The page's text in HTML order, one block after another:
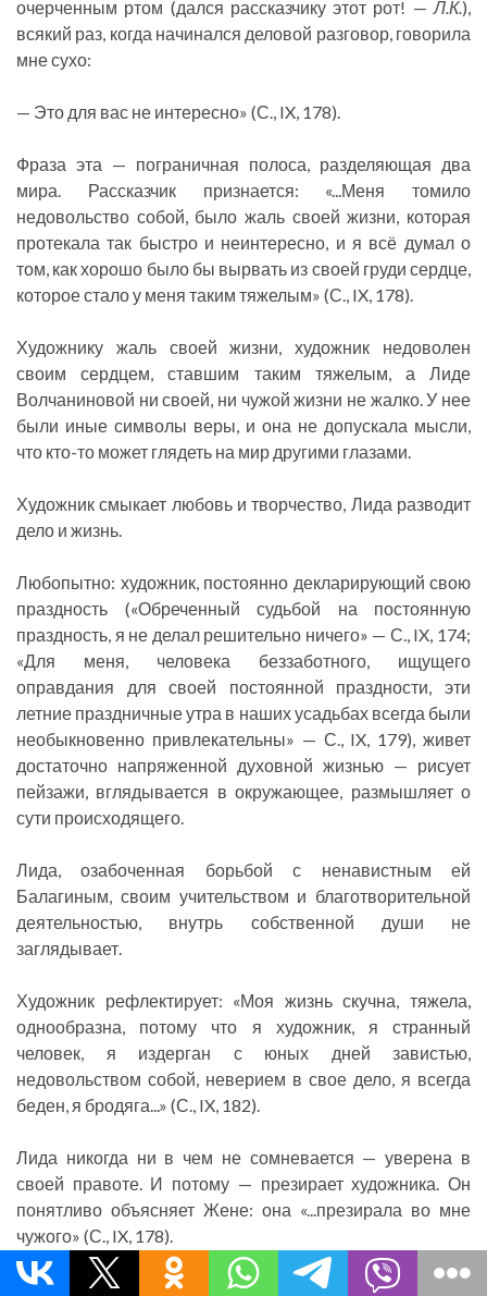
очерченным ртом (дался рассказчику этот рот! —Л.К.),
всякий раз, когда начинался деловой разговор, говорила
мне сухо:
— Это для вас не интересно» (С., IX, 178).
Фраза эта — пограничная полоса, разделяющая два
мира. Рассказчик признается: «...Меня томило
недовольство собой, было жаль своей жизни, которая
протекала так быстро и неинтересно, и я всё думал о
том, как хорошо было бы вырвать из своей груди сердце,
которое стало у меня таким тяжелым» (С., IX, 178).
Художнику жаль своей жизни, художник недоволен
своим сердцем, ставшим таким тяжелым, а Лиде
Волчаниновой ни своей, ни чужой жизни не жалко. У нее
были иные символы веры, и она не допускала мысли,
что кто-то может глядеть на мир другими глазами.
Художник смыкает любовь и творчество, Лида разводит
дело и жизнь.
Любопытно: художник, постоянно декларирующий свою
праздность («Обреченный судьбой на постоянную
праздность, я не делал решительно ничего» — С., IX, 174;
«Для меня, человека беззаботного, ищущего
оправдания для своей постоянной праздности, эти
летние праздничные утра в наших усадьбах всегда были
необыкновенно привлекательны» — С., IX, 179), живет
достаточно напряженной духовной жизнью — рисует
пейзажи, вглядывается в окружающее, размышляет о
сути происходящего.
Лида, озабоченная борьбой с ненавистным ей
Балагиным, своим учительством и благотворительной
деятельностью, внутрь собственной души не
заглядывает.
Художник рефлектирует: «Моя жизнь скучна, тяжела,
однообразна, потому что я художник, я странный
человек, я издерган с юных дней завистью,
недовольством собой, неверием в свое дело, я всегда
беден, я бродяга...» (С., IX, 182).
Лида никогда ни в чем не сомневается — уверена в
своей правоте. И потому — презирает художника. Он
понятливо объясняет Жене: она «...презирала во мне
чужого» (С., IX, 178).
Чужие люди не могут стать близкими? Могут, говорит